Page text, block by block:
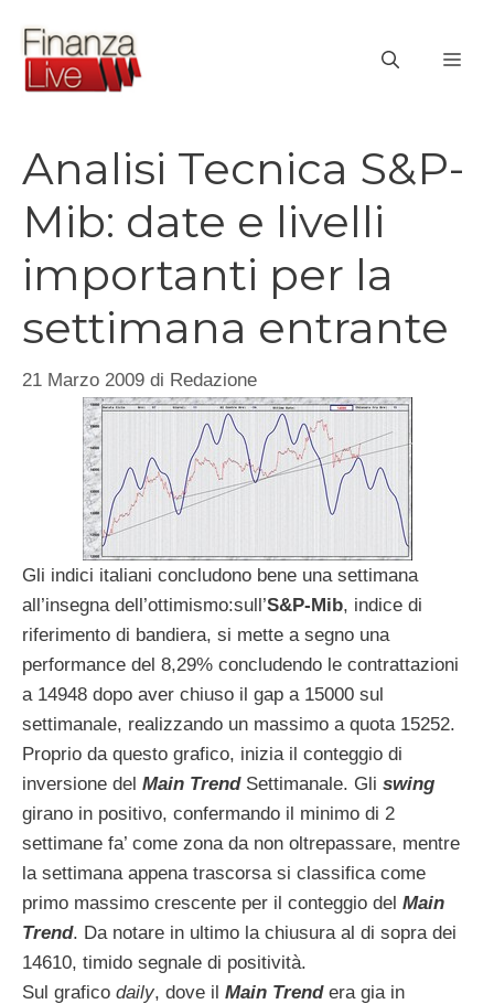
contenuto
Analisi Tecnica S&P-
Mib: date e livelli
importanti per la
settimana entrante
21 Marzo 2009 di Redazione
Gli indici italiani concludono bene una settimana
all’insegna dell’ottimismo:sull’S&P-Mib, indice di
riferimento di bandiera, si mette a segno una
performance del 8,29% concludendo le contrattazioni
a 14948 dopo aver chiuso il gap a 15000 sul
settimanale, realizzando un massimo a quota 15252.
Proprio da questo grafico, inizia il conteggio di
inversione del Main TrendSettimanale. Gli swing
girano in positivo, confermando il minimo di 2
settimane fa’ come zona da non oltrepassare, mentre
la settimana appena trascorsa si classifica come
primo massimo crescente per il conteggio del Main
Trend. Da notare in ultimo la chiusura al di sopra dei
14610, timido segnale di positività.
Sul grafico daily, dove il Main Trendera gia in